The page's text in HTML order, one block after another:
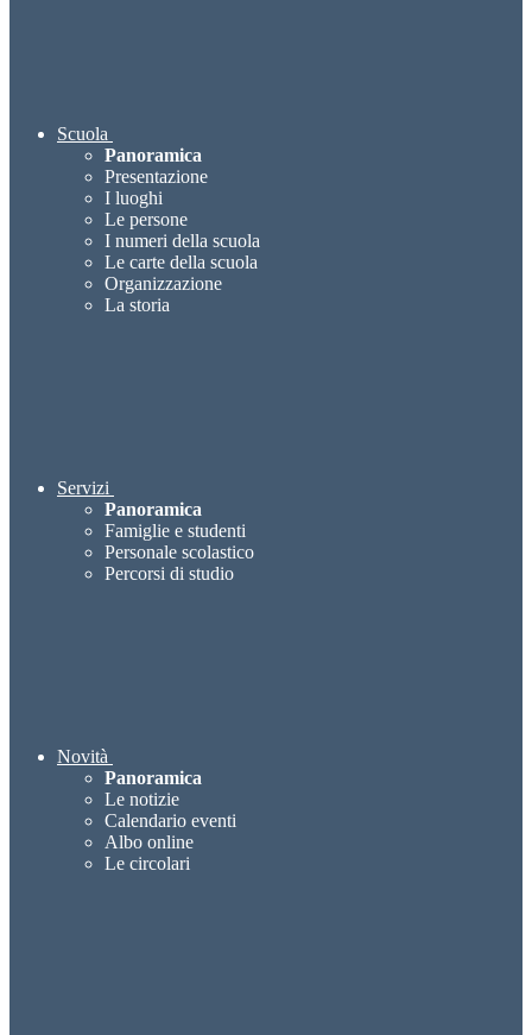
Scuola
Panoramica
Presentazione
I luoghi
Le persone
I numeri della scuola
Le carte della scuola
Organizzazione
La storia
Servizi
Panoramica
Famiglie e studenti
Personale scolastico
Percorsi di studio
Novità
Panoramica
Le notizie
Calendario eventi
Albo online
Le circolari